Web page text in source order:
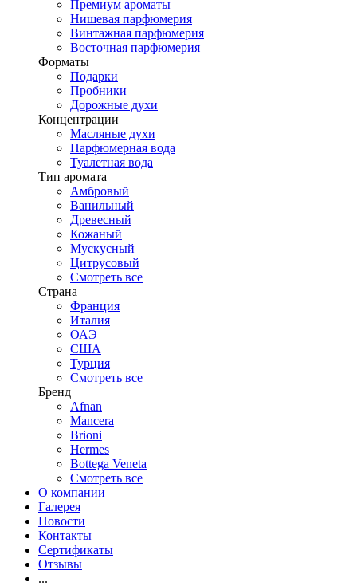
Премиум ароматы
Нишевая парфюмерия
Винтажная парфюмерия
Восточная парфюмерия
Форматы
Подарки
Пробники
Дорожные духи
Концентрации
Масляные духи
Парфюмерная вода
Туалетная вода
Тип аромата
Амбровый
Ванильный
Древесный
Кожаный
Мускусный
Цитрусовый
Смотреть все
Страна
Франция
Италия
ОАЭ
США
Турция
Смотреть все
Бренд
Afnan
Mancera
Brioni
Hermes
Bottega Veneta
Смотреть все
О компании
Галерея
Новости
Контакты
Сертификаты
Отзывы
...